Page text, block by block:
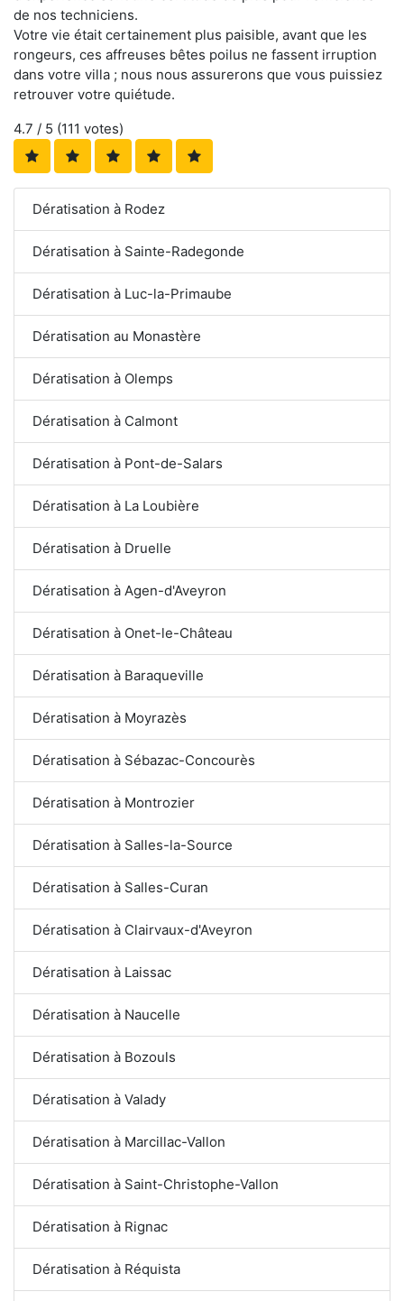
de nos techniciens.
Votre vie était certainement plus paisible, avant que les
rongeurs, ces affreuses bêtes poilus ne fassent irruption
dans votre villa ; nous nous assurerons que vous puissiez
retrouver votre quiétude.
4.7 / 5 (111 votes)
Dératisation à Rodez
Dératisation à Sainte-Radegonde
Dératisation à Luc-la-Primaube
Dératisation au Monastère
Dératisation à Olemps
Dératisation à Calmont
Dératisation à Pont-de-Salars
Dératisation à La Loubière
Dératisation à Druelle
Dératisation à Agen-d'Aveyron
Dératisation à Onet-le-Château
Dératisation à Baraqueville
Dératisation à Moyrazès
Dératisation à Sébazac-Concourès
Dératisation à Montrozier
Dératisation à Salles-la-Source
Dératisation à Salles-Curan
Dératisation à Clairvaux-d'Aveyron
Dératisation à Laissac
Dératisation à Naucelle
Dératisation à Bozouls
Dératisation à Valady
Dératisation à Marcillac-Vallon
Dératisation à Saint-Christophe-Vallon
Dératisation à Rignac
Dératisation à Réquista